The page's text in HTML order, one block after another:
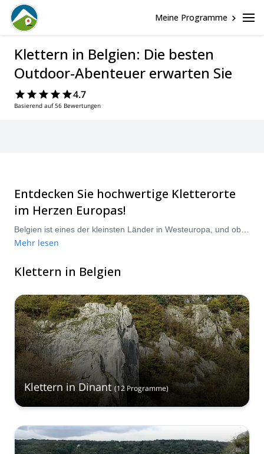
Meine Programme
Klettern in Belgien: Die besten
Outdoor-Abenteuer erwarten Sie
4.7
Basierend auf 56 Bewertungen
Entdecken Sie hochwertige Kletterorte
im Herzen Europas!
Mehr lesen
Klettern in Belgien
Klettern in Dinant (12Programme)